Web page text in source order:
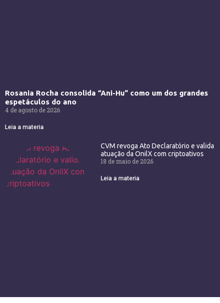
Rosania Rocha consolida “Ani-Hu” como um dos grandes
espetáculos do ano
4 de agosto de 2026
Leia a materia
CVM revoga Ato Declaratório e valida
atuação da OnilX com criptoativos
18 de maio de 2026
Leia a materia